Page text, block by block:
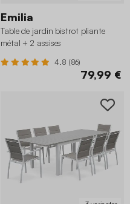
Emilia
Table de jardin bistrot pliante
métal + 2 assises
4.8 (86)
79,99 €